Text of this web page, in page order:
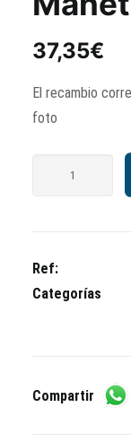
37,35€
El recambio
foto
Ref:
Categorías
Compartir